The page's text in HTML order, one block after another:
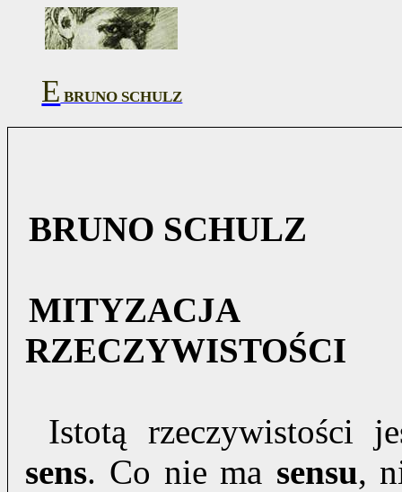
E BRUNO SCHULZ
BRUNO SCHULZ
MITYZACJA
RZECZYWISTOŚCI
Istotą rzeczywistości
sens. Co nie ma sensu,